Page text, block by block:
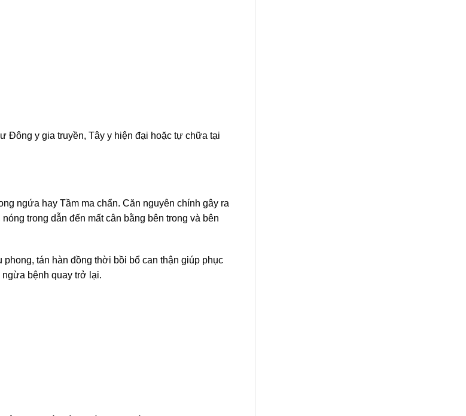
Đông y gia truyền, Tây y hiện đại hoặc tự chữa tại
ngứa hay Tầm ma chẩn. Căn nguyên chính gây ra
trong dẫn đến mất cân bằng bên trong và bên
tán hàn đồng thời bồi bổ can thận giúp phục
bệnh quay trở lại.